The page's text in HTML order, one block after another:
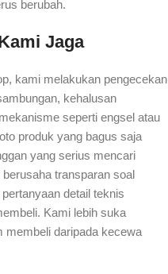
berubah.
Jaga
kami melakukan pengecekan
kehalusan
seperti engsel atau
produk yang bagus saja
yang serius mencari
transparan soal
detail teknis
Kami lebih suka
membeli daripada kecewa